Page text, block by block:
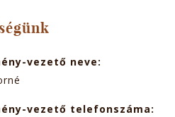
vezető neve:
vezető telefonszáma: